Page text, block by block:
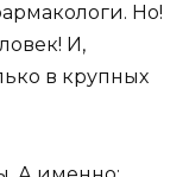
Но!
И,
в крупных